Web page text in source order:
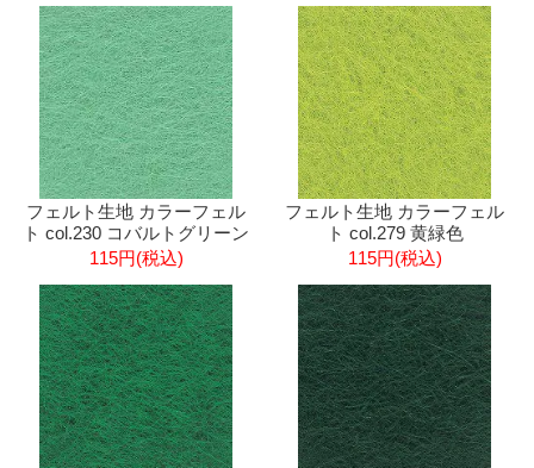
フェルト生地 カラーフェル
ト col.230 コバルトグリーン
115円(税込)
フェルト生地 カラーフェル
ト col.279 黄緑色
115円(税込)